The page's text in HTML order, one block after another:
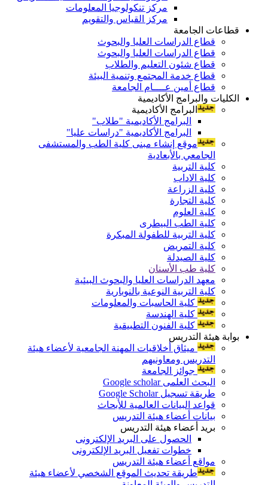
مركز تنكولوجيا المعلومات
مركز القياس والتقويم
قطاعات الجامعة
قطاع الدراسات العليا والبحوث
قطاع الدراسات العليا والبحوث
قطاع شئون التعليم والطلاب
قطاع خدمة المجتمع وتنمية البيئة
قطاع أمين عــــام الجامعة
الكليات والبرامج الأكاديمية
البرامج الأكاديمية
البرامج الأكاديمية "طلاب"
البرامج الأكاديمية "دراسات عليا"
موقع إنشاء مبنى كلية الطب والمستشفى
الجامعي بالأبعادية
كلية التربية
كلية الاداب
كلية الزراعة
كلية التجارة
كلية العلوم
كلية الطب البيطرى
كلية التربية للطفولة المبكرة
كلية التمريض
كلية الصيدلة
كلية طب الأسنان
معهد الدراسات العليا والبحوث البيئية
كلية التربية النوعية بالنوبارية
كلية الحاسبات والمعلومات
كلية الهندسة
كلية الفنون التطبيقية
بوابة هيئة التدريس
ميثاق أخلاقيات المهنة الجامعية لأعضاء هيئة
التدريس ومعاونيهم
جوائز الجامعة
البحث العلمى Google scholar
طريقة تسجيل Google Scholar
قواعد البيانات العالمية للأبحاث
بيانات أعضاء هيئة التدريس
بريد أعضاء هيئة التدريس
الحصول على البريد الإلكترونى
خطوات تفعيل البريد الإلكترونى
مواقع أعضاء هيئة التدريس
طريقة تحديث الموقع الشخصي لأعضاء هيئة